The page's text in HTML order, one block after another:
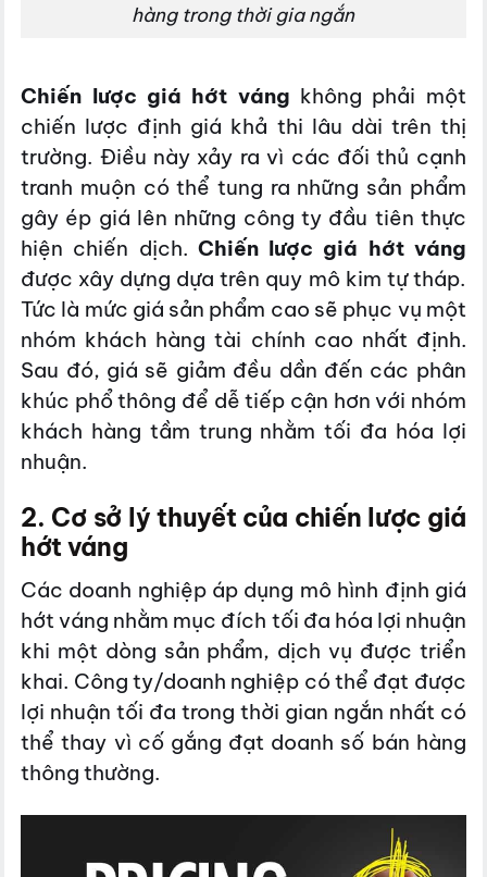
hàng trong thời gia ngắn
Chiến lược giá hớt váng không phải một
chiến lược định giá khả thi lâu dài trên thị
trường. Điều này xảy ra vì các đối thủ cạnh
tranh muộn có thể tung ra những sản phẩm
gây ép giá lên những công ty đầu tiên thực
hiện chiến dịch. Chiến lược giá hớt váng
được xây dựng dựa trên quy mô kim tự tháp.
Tức là mức giá sản phẩm cao sẽ phục vụ một
nhóm khách hàng tài chính cao nhất định.
Sau đó, giá sẽ giảm đều dần đến các phân
khúc phổ thông để dễ tiếp cận hơn với nhóm
khách hàng tầm trung nhằm tối đa hóa lợi
nhuận.
2. Cơ sở lý thuyết của chiến lược giá
hớt váng
Các doanh nghiệp áp dụng mô hình định giá
hớt váng nhằm mục đích tối đa hóa lợi nhuận
khi một dòng sản phẩm, dịch vụ được triển
khai. Công ty/doanh nghiệp có thể đạt được
lợi nhuận tối đa trong thời gian ngắn nhất có
thể thay vì cố gắng đạt doanh số bán hàng
thông thường.